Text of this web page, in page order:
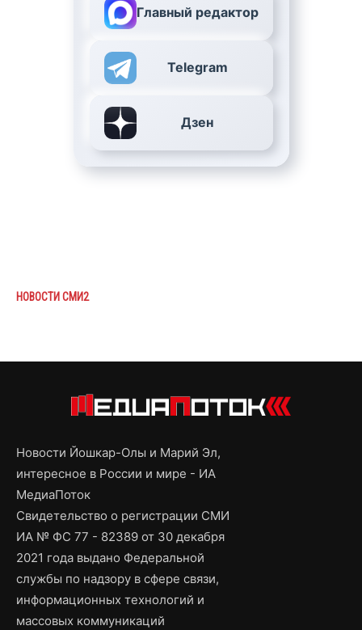
Главный редактор
Telegram
Дзен
НОВОСТИ СМИ2
Новости Йошкар-Олы и Марий Эл,
интересное в России и мире - ИА
МедиаПоток
Свидетельство о регистрации СМИ
ИА № ФС 77 - 82389 от 30 декабря
2021 года выдано Федеральной
службы по надзору в сфере связи,
информационных технологий и
массовых коммуникаций